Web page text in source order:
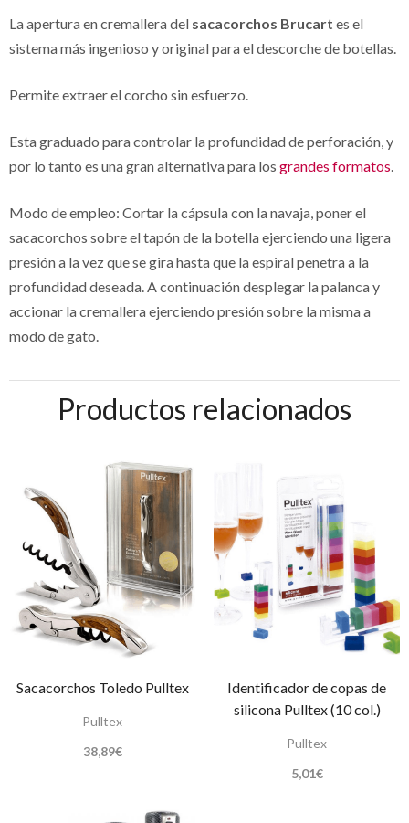
La apertura en cremallera del sacacorchos Brucart es el
sistema más ingenioso y original para el descorche de botellas.
Permite extraer el corcho sin esfuerzo.
Esta graduado para controlar la profundidad de perforación, y
por lo tanto es una gran alternativa para los grandes formatos.
Modo de empleo: Cortar la cápsula con la navaja, poner el
sacacorchos sobre el tapón de la botella ejerciendo una ligera
presión a la vez que se gira hasta que la espiral penetra a la
profundidad deseada. A continuación desplegar la palanca y
accionar la cremallera ejerciendo presión sobre la misma a
modo de gato.
Productos relacionados
Sacacorchos Toledo Pulltex
Pulltex
38,89€
Identificador de copas de
silicona Pulltex (10 col.)
Pulltex
5,01€